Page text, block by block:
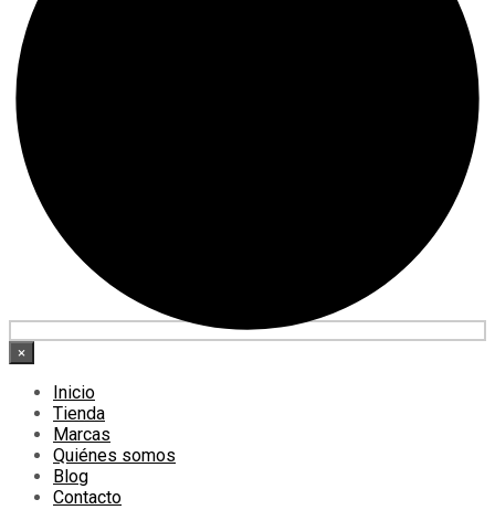
×
Inicio
Tienda
Marcas
Quiénes somos
Blog
Contacto